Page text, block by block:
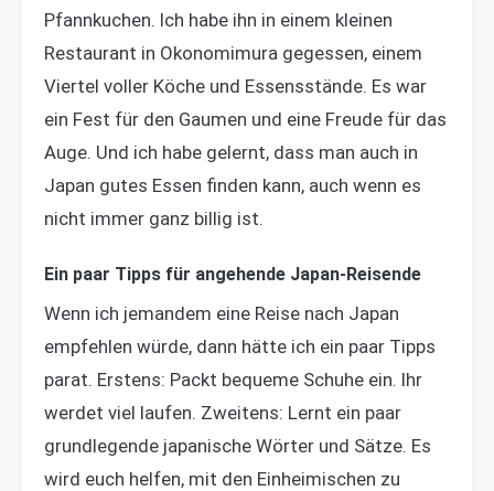
Pfannkuchen. Ich habe ihn in einem kleinen
Restaurant in Okonomimura gegessen, einem
Viertel voller Köche und Essensstände. Es war
ein Fest für den Gaumen und eine Freude für das
Auge. Und ich habe gelernt, dass man auch in
Japan gutes Essen finden kann, auch wenn es
nicht immer ganz billig ist.
Ein paar Tipps für angehende Japan-Reisende
Wenn ich jemandem eine Reise nach Japan
empfehlen würde, dann hätte ich ein paar Tipps
parat. Erstens: Packt bequeme Schuhe ein. Ihr
werdet viel laufen. Zweitens: Lernt ein paar
grundlegende japanische Wörter und Sätze. Es
wird euch helfen, mit den Einheimischen zu